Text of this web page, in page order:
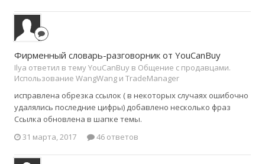
Фирменный словарь-разговорник от YouCanBuy
Ilya ответил в тему YouCanBuy в Общение с продавцами.
Использование WangWang и TradeManager
исправлена обрезка ссылок ( в некоторых случаях ошибочно
удалялись последние цифры) добавлено несколько фраз
Ссылка обновлена в шапке темы.
31 марта, 2017
46 ответов